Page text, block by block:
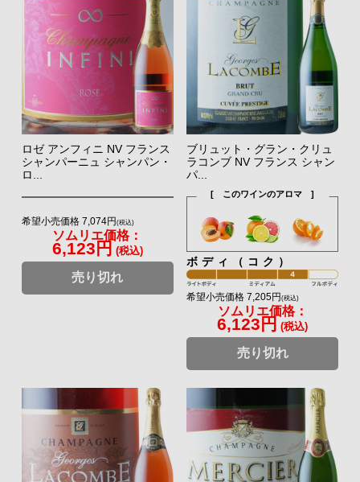
ロゼ アンフィニ NV フランス
シャンパーニュ シャンパン・
ロ...
希望小売価格 7,074円 (税込)
ソムリエ価格：
6,123円 (税込)
売り切れ
ブリュット・グラン・クリュ
ラコンブ NV フランス シャン
パ...
[ このワインのアロマ ]
ボディ（コク）
希望小売価格 7,205円(税込)
ソムリエ価格：
6,123円 (税込)
売り切れ